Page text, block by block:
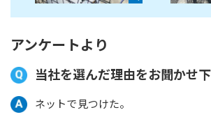
アンケートより
当社を選んだ理由をお聞かせ下
ネットで見つけた。